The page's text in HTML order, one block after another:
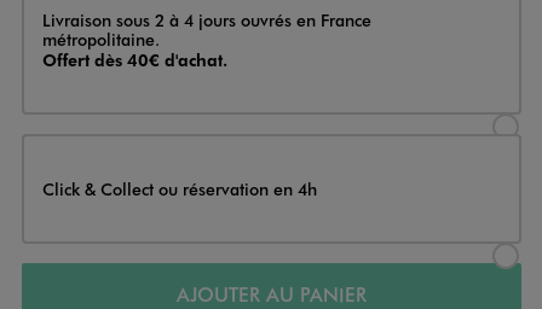
Livraison
Livraison sous 2 à 4 jours ouvrés en France
métropolitaine.
Offert dès 40€ d'achat.
Click & Collect ou réservation en 4h
AJOUTER AU PANIER